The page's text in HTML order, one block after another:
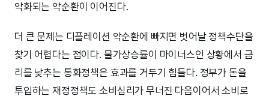
악화되는 악순환이 이어진다.
더 큰 문제는 디플레이션 악순환에 빠지면 벗어날 정책수단을
찾기 어렵다는 점이다. 물가상승률이 마이너스인 상황에서 금
리를 낮추는 통화정책은 효과를 거두기 힘들다. 정부가 돈을
투입하는 재정정책도 소비심리가 무너진 다음이어서 소비로